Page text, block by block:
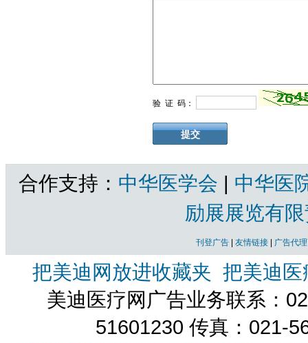
验 证 码：
合作支持： 中华医学会 | 中华医
励展展览有
刊登广告 友情链接 广告代
把美迪网放进收藏夹 把美迪
美迪医疗网广告业务联系：
51601230 传真：021-